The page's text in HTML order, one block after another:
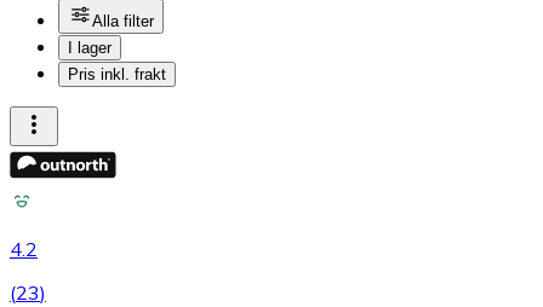
Alla filter
I lager
Pris inkl. frakt
4.2
(23)